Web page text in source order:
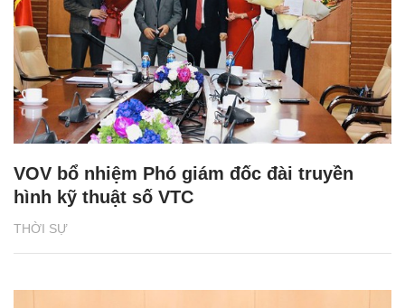
THỜI SỰ
VOV bổ nhiệm Phó giám đốc đài truyền
hình kỹ thuật số VTC